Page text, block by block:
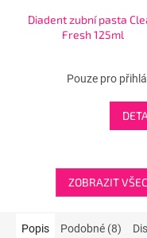
Diadent zubní pasta
Fresh 125ml
Pouze pro
ZOBRAZIT
Popis Podobné (8)